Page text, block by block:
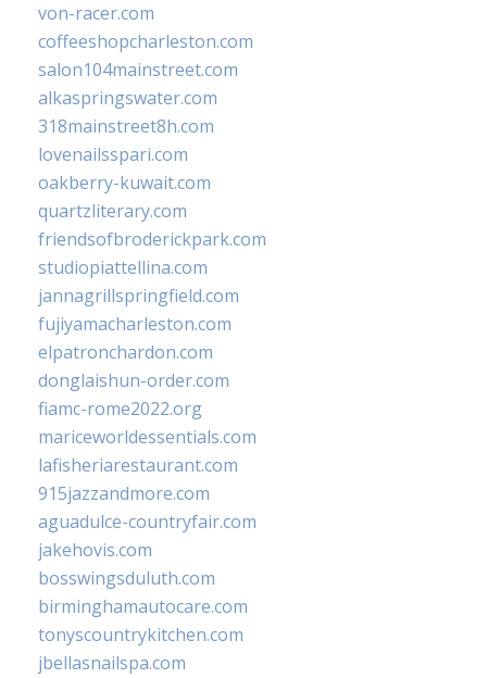
von-racer.com
coffeeshopcharleston.com
salon104mainstreet.com
alkaspringswater.com
318mainstreet8h.com
lovenailsspari.com
oakberry-kuwait.com
quartzliterary.com
friendsofbroderickpark.com
studiopiattellina.com
jannagrillspringfield.com
fujiyamacharleston.com
elpatronchardon.com
donglaishun-order.com
fiamc-rome2022.org
mariceworldessentials.com
lafisheriarestaurant.com
915jazzandmore.com
aguadulce-countryfair.com
jakehovis.com
bosswingsduluth.com
birminghamautocare.com
tonyscountrykitchen.com
jbellasnailspa.com